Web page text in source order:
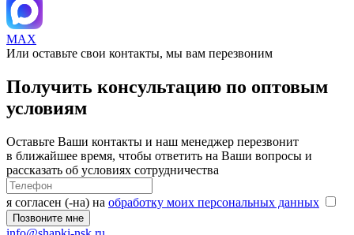
MAX
Или оставьте свои контакты, мы вам перезвоним
Получить консультацию по оптовым
условиям
Оставьте Ваши контакты и наш менеджер перезвонит
в ближайшее время, чтобы ответить на Ваши вопросы и
рассказать об условиях сотрудничества
я согласен (-на) на обработку моих персональных данных